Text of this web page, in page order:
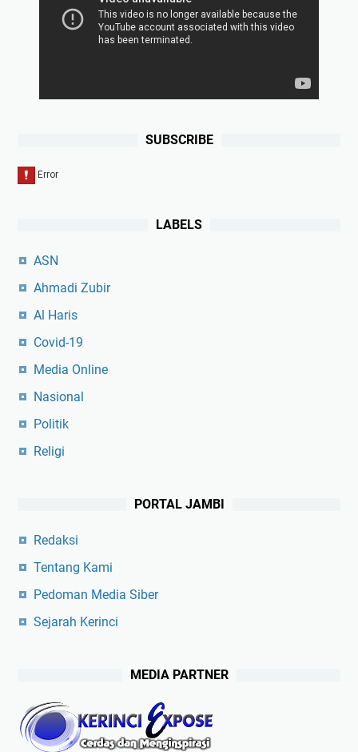
SUBSCRIBE
LABELS
ASN
Ahmadi Zubir
Al Haris
Covid-19
Media Online
Nasional
Politik
Religi
PORTAL JAMBI
Redaksi
Tentang Kami
Pedoman Media Siber
Sejarah Kerinci
MEDIA PARTNER